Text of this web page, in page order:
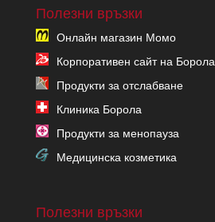
Полезни връзки
Онлайн магазин Момо
Корпоративен сайт на Борола
Продукти за отслабване
Клиника Борола
Продукти за менопауза
Медицинска козметика
Полезни връзки